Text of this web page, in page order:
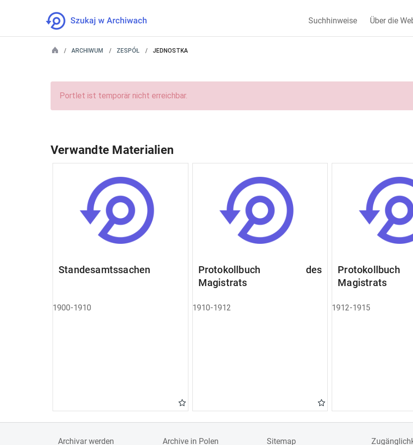
Suchhinweise Über die
ARCHIWUM ZESPÓŁ JEDNOSTKA
Portlet ist temporär nicht erreichbar.
Verwandte Materialien
Standesamtssachen
1900-1910
Protokollbuch des
Magistrats
1910-1912
Magistrats
1912-1915
Archivar werden Archive in Polen Sitemap